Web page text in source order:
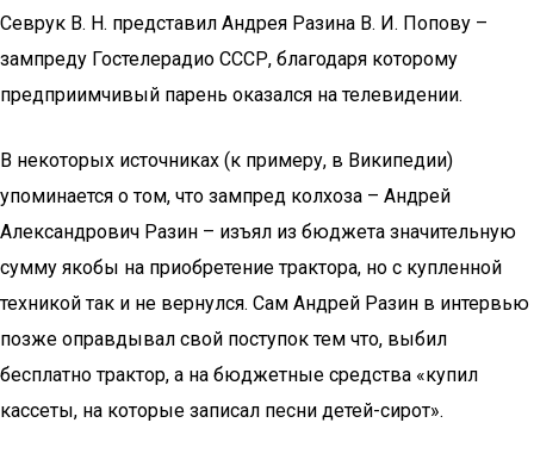
Севрук В. Н. представил Андрея Разина В. И. Попову –
зампреду Гостелерадио СССР, благодаря которому
предприимчивый парень оказался на телевидении.
В некоторых источниках (к примеру, в Википедии)
упоминается о том, что зампред колхоза – Андрей
Александрович Разин – изъял из бюджета значительную
сумму якобы на приобретение трактора, но с купленной
техникой так и не вернулся. Сам Андрей Разин в интервью
позже оправдывал свой поступок тем что, выбил
бесплатно трактор, а на бюджетные средства «купил
кассеты, на которые записал песни детей-сирот».